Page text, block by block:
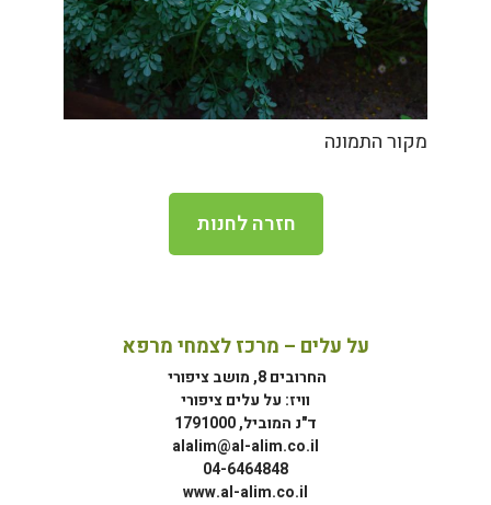
מקור התמונה
חזרה לחנות
על עלים – מרכז לצמחי מרפא
החרובים 8, מושב ציפורי
וויז: על עלים ציפורי
ד"נ המוביל, 1791000
alalim@al-alim.co.il
04-6464848
www.al-alim.co.il